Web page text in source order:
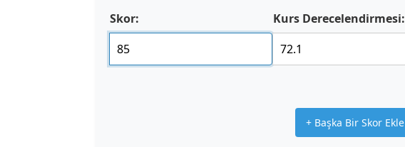
Skor: Kurs Derecelendirmesi:
+ Başka Bir Skor Ekle